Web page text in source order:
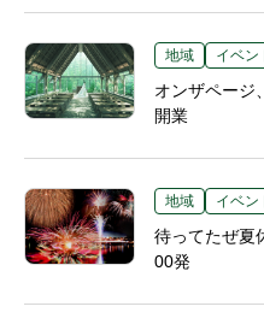
地域 イベン
オンザページ
開業
地域 イベン
待ってたぜ
00発